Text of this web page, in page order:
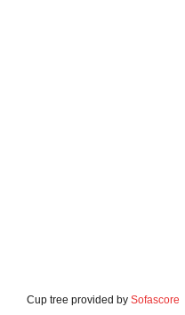
Cup tree provided by Sofascore